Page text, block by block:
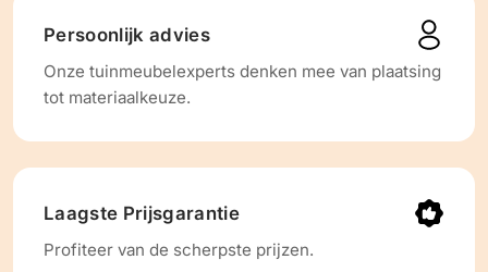
Persoonlijk advies
Onze tuinmeubelexperts denken mee van plaatsing
tot materiaalkeuze.
Laagste Prijsgarantie
Profiteer van de scherpste prijzen.